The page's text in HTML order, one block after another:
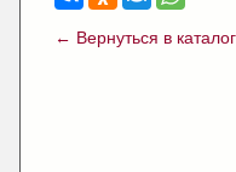
← Вернуться в каталог